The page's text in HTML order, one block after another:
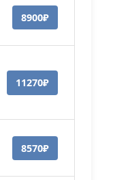
8900₽
11270₽
8570₽